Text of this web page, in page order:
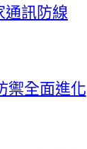
通訊防線
禦全面進化